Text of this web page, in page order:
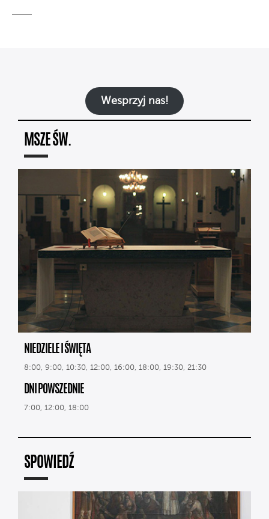
Wesprzyj nas!
MSZE ŚW.
NIEDZIELE I ŚWIĘTA
8:00, 9:00, 10:30, 12:00, 16:00, 18:00, 19:30, 21:30
DNI POWSZEDNIE
7:00, 12:00, 18:00
SPOWIEDŹ